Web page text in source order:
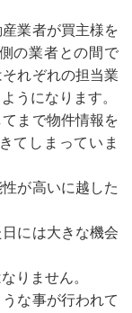
業者が買主様を
の業者との間で
れぞれの担当業
うになります。
まで物件情報を
てしまっていま
が高いに越した
には大きな機会
りません。
な事が行われて